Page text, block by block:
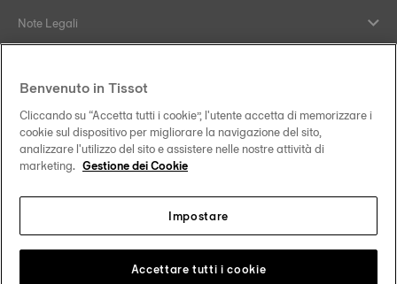
Note Legali
Il nostro impegno
Seguici sui nostri canali social
Cambia paese Tissot Copyrights 2026
Benvenuto in Tissot
Cliccando su “Accetta tutti i cookie”, l'utente accetta di memorizzare i
cookie sul dispositivo per migliorare la navigazione del sito,
analizzare l'utilizzo del sito e assistere nelle nostre attività di
marketing. Gestione dei Cookie
Impostare
Accettare tutti i cookie